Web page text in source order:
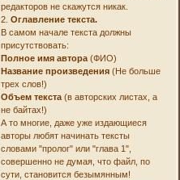
редакторов не скажутся никак.
2. Оглавление текста.
В самом начале текста должны
присутствовать:
Полное имя автора(ФИО)
Название произведения (Не больше
трех слов!)
Объем текста(в авторских листах, а
не байтах!)
А то многие, даже уже издающиеся
авторы любят начинать тексты
словами "пролог" или "глава 1",
совершенно не думая, что файл, по
сути, становится безымянным!